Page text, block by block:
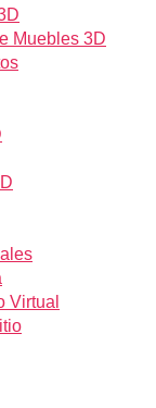
Muebles 3D
Virtual